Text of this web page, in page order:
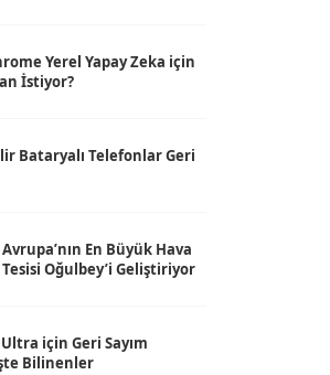
Yerel Yapay Zeka için
İstiyor?
Bataryalı Telefonlar Geri
Avrupa’nın En Büyük Hava
Oğulbey’i Geliştiriyor
için Geri Sayım
Bilinenler